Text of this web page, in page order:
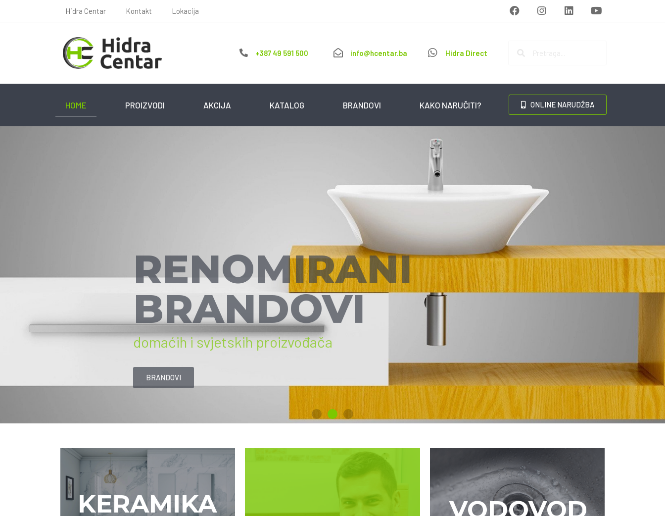
Hidra Centar Kontakt Lokacija
+387 49 591 500 info@hcentar.ba Hidra Direct
HOME PROIZVODI AKCIJA KATALOG BRANDOVI KAKO NARUČITI? ONLINE NARUDŽBA
RENOMIRANI
BRANDOVI
domaćih i svjetskih proizvođača
BRANDOVI
KERAMIKA VODOVOD